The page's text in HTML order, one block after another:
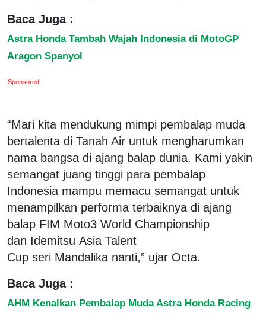
Baca Juga :
Astra Honda Tambah Wajah Indonesia di MotoGP
Aragon Spanyol
Sponsored
“Mari kita mendukung mimpi pembalap muda
bertalenta di Tanah Air untuk mengharumkan
nama bangsa di ajang balap dunia. Kami yakin
semangat juang tinggi para pembalap
Indonesia mampu memacu semangat untuk
menampilkan performa terbaiknya di ajang
balap FIM Moto3 World Championship
dan Idemitsu Asia Talent
Cup seri Mandalika nanti,” ujar Octa.
Baca Juga :
AHM Kenalkan Pembalap Muda Astra Honda Racing